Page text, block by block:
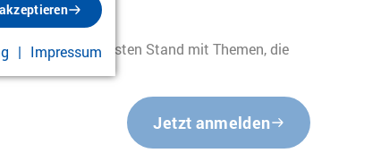
auf dem aktuellsten Stand mit Themen, die
Jetzt anmelden
Impressum